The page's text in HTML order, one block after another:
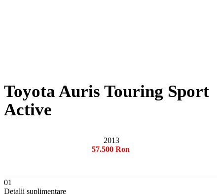
Toyota Auris Touring Sport
Active
2013
57.500 Ron
01
Detalii suplimentare